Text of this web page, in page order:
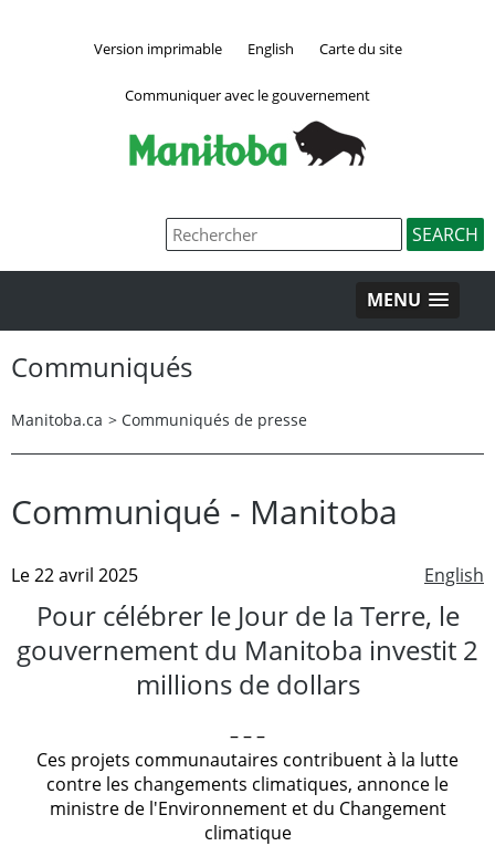
Version imprimable English Carte du site
Communiquer avec le gouvernement
MENU
Communiqués
Manitoba.ca > Communiqués de presse
Communiqué - Manitoba
English
Le 22 avril 2025
Pour célébrer le Jour de la Terre, le
gouvernement du Manitoba investit 2
millions de dollars
– – –
Ces projets communautaires contribuent à la lutte
contre les changements climatiques, annonce le
ministre de l'Environnement et du Changement
climatique